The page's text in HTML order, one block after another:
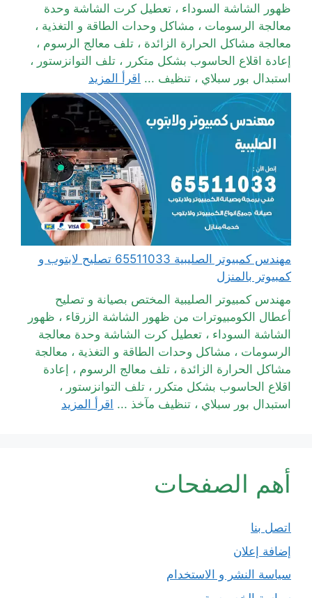
ظهور الشاشة السوداء ، تعطيل كرت الشاشة وحدة
معالجة الرسومات ، مشاكل وحدات الطاقة و التغذية ،
معالجة مشاكل الحرارة الزائدة ، تلف معالج الرسوم ،
إعادة اقلاع الحاسوب بشكل متكرر ، تلف التوانزستور ،
استبدال بور سبلاي ، تنظيف ... اقرأ المزيد
مهندس كمبيوتر الصليبية 65511033 تصليح لابتوب و
كمبيوتر بالمنزل
مهندس كمبيوتر الصليبية المختص بصيانة و تصليح
أعطال الكومبيوترات من ظهور الشاشة الزرقاء ، ظهور
الشاشة السوداء ، تعطيل كرت الشاشة وحدة معالجة
الرسومات ، مشاكل وحدات الطاقة و التغذية ، معالجة
مشاكل الحرارة الزائدة ، تلف معالج الرسوم ، إعادة
اقلاع الحاسوب بشكل متكرر ، تلف التوانزستور ،
استبدال بور سبلاي ، تنظيف مآخذ ... اقرأ المزيد
أهم الصفحات
اتصل بنا
إضافة إعلان
سياسة النشر و الاستخدام